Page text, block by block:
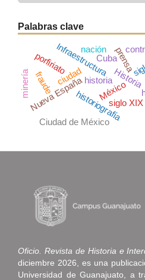
Palabras clave
México
Historia
historiografíasiglo XIX
Nueva Españahistoria
Ciudad de México
prensa
fraude ciudad
Infraestructura
minería
porfiriato Cuba
nación
Oficio. Revista de Historia e
diciembre 2026, es una
Universidad de Guanajuato, a